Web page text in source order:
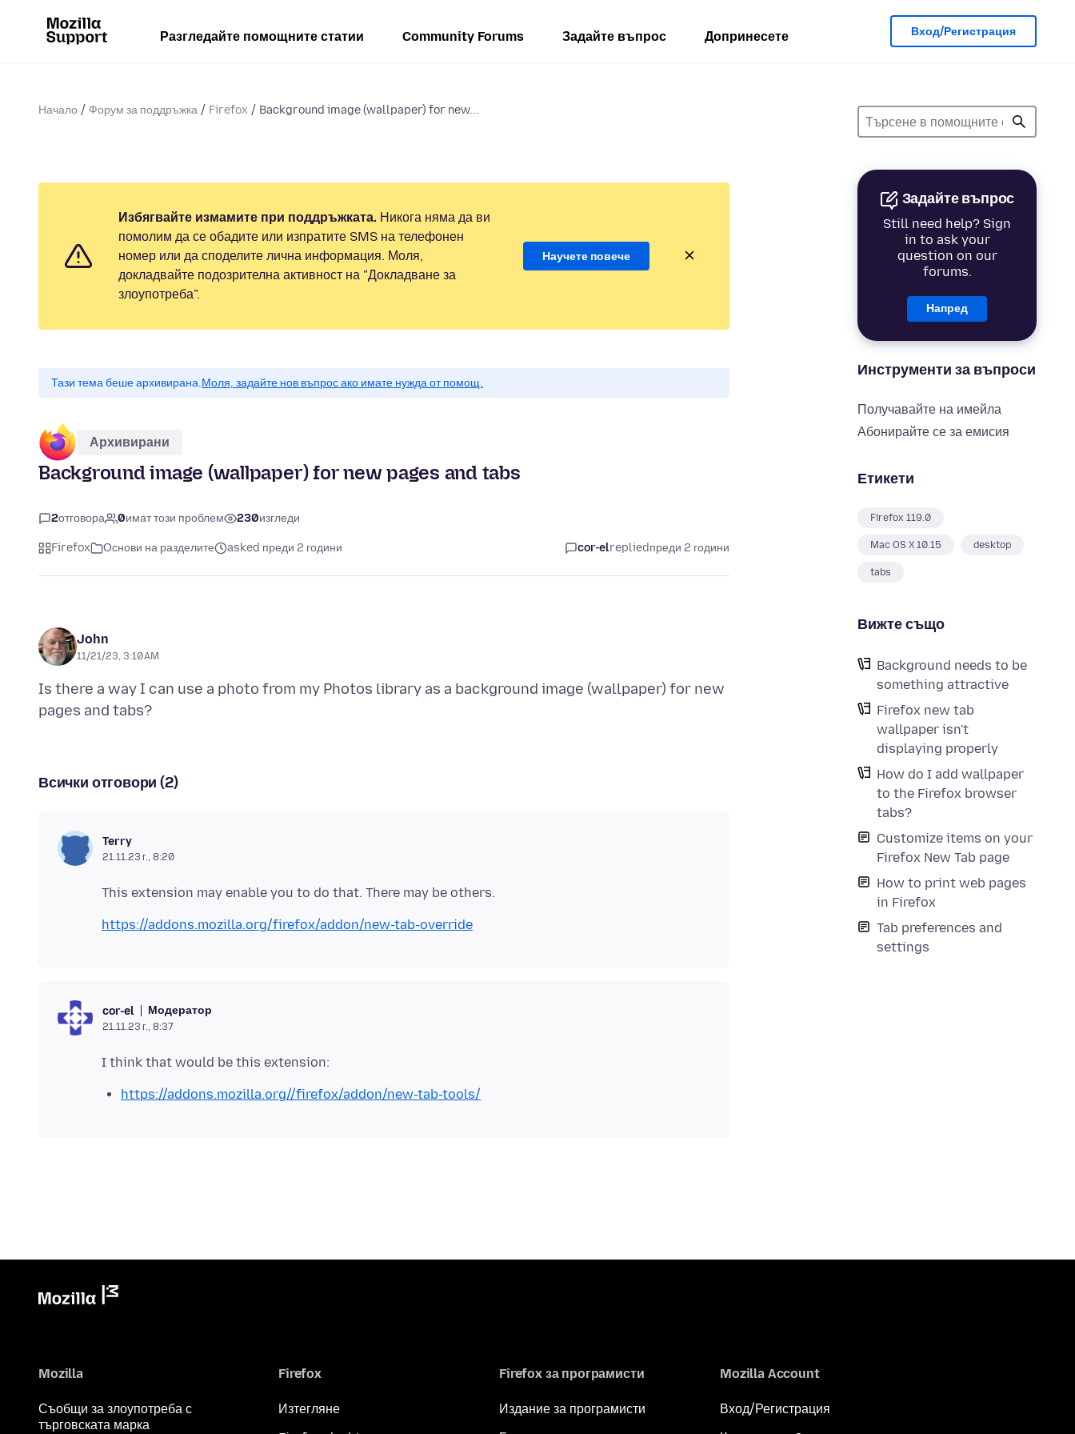
Разгледайте помощните статии Community Forums Задайте въпрос Допринесете Вход/Регистрация
Начало Форум за поддръжка Firefox Background image (wallpaper) for new...
Задайте въпрос
Still need help? Sign
in to ask your
question on our
forums.
Напред
Инструменти за въпроси
Получавайте на имейла
Абонирайте се за емисия
Етикети
Firefox 119.0
Mac OS X 10.15 desktop
tabs
Вижте също
Background needs to be
something attractive
Firefox new tab
wallpaper isn't
displaying properly
How do I add wallpaper
to the Firefox browser
tabs?
Customize items on your
Firefox New Tab page
How to print web pages
in Firefox
Tab preferences and
settings
Избягвайте измамите при поддръжката. Никога няма да ви
помолим да се обадите или изпратите SMS на телефонен
номер или да споделите лична информация. Моля,
докладвайте подозрителна активност на "Докладване за
злоупотреба".
Научете повече
Тази тема беше архивирана.Моля, задайте нов въпрос ако имате нужда от помощ.
Архивирани
Background image (wallpaper) for new pages and tabs
2отговора 0имат този проблем 230изгледи
Firefox Основи на разделите asked преди 2 години cor-elrepliedпреди 2 години
John
11/21/23, 3:10 AM
Is there a way I can use a photo from my Photos library as a background image (wallpaper) for new
Всички отговори (2)
Terry
21.11.23 г., 8:20
https://addons.mozilla.org/firefox/addon/new-tab-override
cor-el Модератор
21.11.23 г., 8:37
https://addons.mozilla.org//firefox/addon/new-tab-tools/
Mozilla
Съобщи за злоупотреба с
търговската марка
Firefox
Изтегляне
Firefox за програмисти
Издание за програмисти
Mozilla Account
Вход/Регистрация